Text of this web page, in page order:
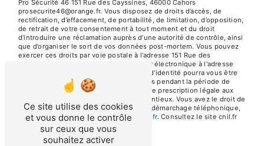
Pro Sécurité 46 151 Rue des Cayssines, 46000 Cahors
prosecurite46@orange.fr. Vous disposez de droits d’accès, de
rectification, d’effacement, de portabilité, de limitation, d’opposition,
de retrait de votre consentement à tout moment et du droit
d’introduire une réclamation auprès d’une autorité de contrôle, ainsi
que d’organiser le sort de vos données post-mortem. Vous pouvez
exercer ces droits par voie postale à l'adresse 151 Rue des
Cayssines, 46000 Cahors ou par courrier électronique à l'adresse
prosecurite46@orange.fr. Un justificatif d'identité pourra vous être
demandé. Nous conservons vos données pendant la période de
prise de contact puis pendant la durée de prescription légale aux
fins probatoires et de gestion des contentieux. Vous avez le droit de
vous inscrire sur la liste d'opposition au démarchage téléphonique,
disponible à cette adresse:Bloctel.gouv.fr. Consultez le site cnil.fr
pour plus d’informations sur vos droits.
Ce site utilise des cookies
et vous donne le contrôle
sur ceux que vous
souhaitez activer